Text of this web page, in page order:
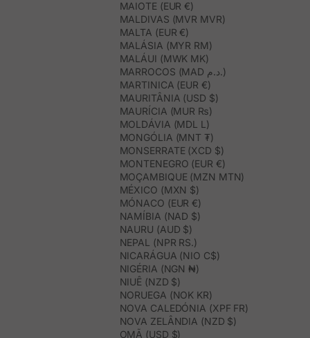
MAIOTE (EUR €)
MALDIVAS (MVR MVR)
MALTA (EUR €)
MALÁSIA (MYR RM)
MALÁUI (MWK MK)
MARROCOS (MAD د.م.)
MARTINICA (EUR €)
MAURITÂNIA (USD $)
MAURÍCIA (MUR ₨)
MOLDÁVIA (MDL L)
MONGÓLIA (MNT ₮)
MONSERRATE (XCD $)
MONTENEGRO (EUR €)
MOÇAMBIQUE (MZN MTN)
MÉXICO (MXN $)
MÓNACO (EUR €)
NAMÍBIA (NAD $)
NAURU (AUD $)
NEPAL (NPR RS.)
NICARÁGUA (NIO C$)
NIGÉRIA (NGN ₦)
NIUÊ (NZD $)
NORUEGA (NOK KR)
NOVA CALEDÓNIA (XPF FR)
NOVA ZELÂNDIA (NZD $)
OMÃ (USD $)